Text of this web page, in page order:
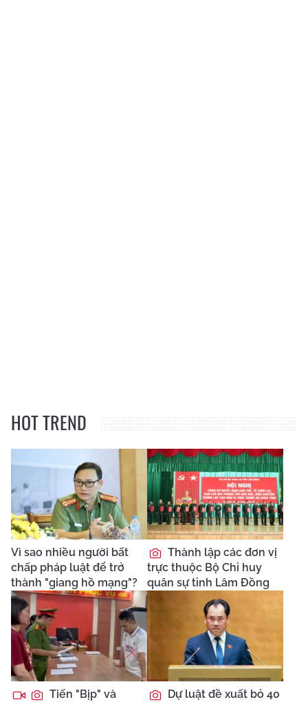
HOT TREND
Vì sao nhiều người bất
chấp pháp luật để trở
thành "giang hồ mạng"?
Thành lập các đơn vị
trực thuộc Bộ Chỉ huy
quân sự tỉnh Lâm Đồng
Tiến "Bịp" và
Dự luật đề xuất bỏ 40